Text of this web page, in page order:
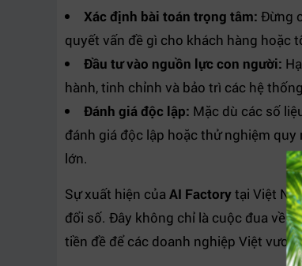
Xác định bài toán trọng tâm: Đừng
quyết vấn đề gì cho khách hàng hoặc
Đầu tư vào nguồn lực con người:
hành, tinh chỉnh và bảo trì các hệ
Đánh giá độc lập: Mặc dù các số
đánh giá độc lập hoặc thử nghiệm
lớn.
Sự xuất hiện của AI Factorytại Việt
đổi số. Đây không chỉ là cuộc đua về
tiền đề để các doanh nghiệp Việt